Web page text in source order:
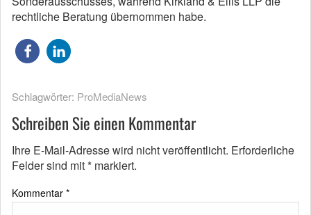
rechtliche Beratung übernommen habe.
Schlagwörter: ProMediaNews
Schreiben Sie einen Kommentar
Ihre E-Mail-Adresse wird nicht veröffentlicht. Erforderliche
Felder sind mit* markiert.
Kommentar *